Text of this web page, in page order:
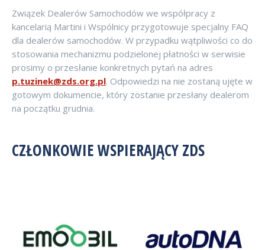
Związek Dealerów Samochodów we współpracy z
kancelarią Martini i Wspólnicy przygotowuje specjalny FAQ
dla dealerów samochodów. W przypadku wątpliwości co do
stosowania mechanizmu podzielonej płatności w serwisie
prosimy o przesłanie konkretnych pytań na adres
p.tuzinek@zds.org.pl. Odpowiedzi na nie zostaną ujęte w
gotowym dokumencie, który zostanie przesłany dealerom
na początku grudnia.
CZŁONKOWIE WSPIERAJĄCY ZDS